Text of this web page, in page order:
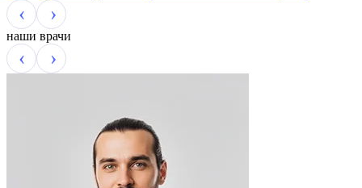
наши врачи